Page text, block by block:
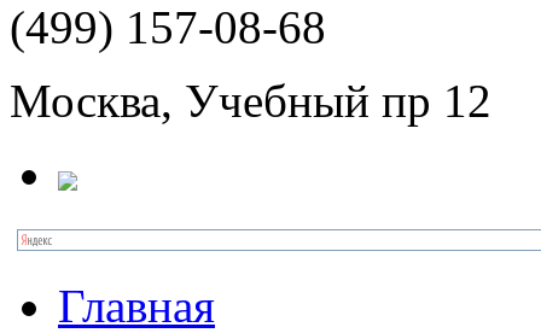
(499) 157-08-68
Москва, Учебный пр 12
Главная